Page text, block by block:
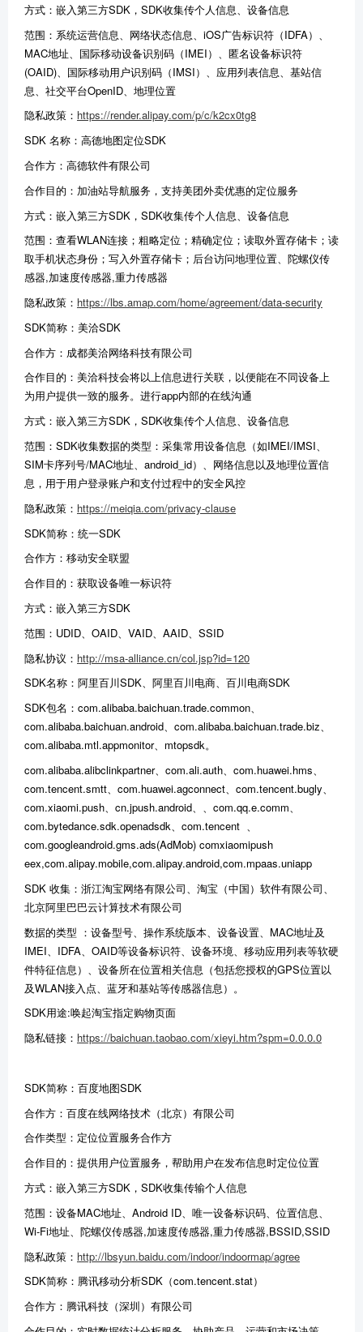
方式：嵌入第三方SDK，SDK收集传个人信息、设备信息
范围：系统运营信息、网络状态信息、iOS广告标识符（IDFA）、
MAC地址、国际移动设备识别码（IMEI）、匿名设备标识符
(OAID)、国际移动用户识别码（IMSI）、应用列表信息、基站信
息、社交平台OpenID、地理位置
隐私政策： https://render.alipay.com/p/c/k2cx0tg8
SDK 名称：高德地图定位SDK
合作方：高德软件有限公司
合作目的：加油站导航服务，支持美团外卖优惠的定位服务
方式：嵌入第三方SDK，SDK收集传个人信息、设备信息
范围：查看WLAN连接；粗略定位；精确定位；读取外置存储卡；读
取手机状态身份；写入外置存储卡；后台访问地理位置、陀螺仪传
感器,加速度传感器,重力传感器
隐私政策： https://lbs.amap.com/home/agreement/data-security
SDK简称：美洽SDK
合作方：成都美洽网络科技有限公司
合作目的：美洽科技会将以上信息进行关联，以便能在不同设备上
为用户提供一致的服务。进行app内部的在线沟通
方式：嵌入第三方SDK，SDK收集传个人信息、设备信息
范围：SDK收集数据的类型：采集常用设备信息（如IMEI/IMSI、
SIM卡序列号/MAC地址、android_id）、网络信息以及地理位置信
息，用于用户登录账户和支付过程中的安全风控
隐私政策： https://meiqia.com/privacy-clause
SDK简称：统一SDK
合作方：移动安全联盟
合作目的：获取设备唯一标识符
方式：嵌入第三方SDK
范围：UDID、OAID、VAID、AAID、SSID
隐私协议： http://msa-alliance.cn/col.jsp?id=120
SDK名称：阿里百川SDK、阿里百川电商、百川电商SDK
SDK包名：com.alibaba.baichuan.trade.common、
com.alibaba.baichuan.android、com.alibaba.baichuan.trade.biz、
com.alibaba.mtl.appmonitor、mtopsdk。
com.alibaba.alibclinkpartner、com.ali.auth、com.huawei.hms、
com.tencent.smtt、com.huawei.agconnect、com.tencent.bugly、
com.xiaomi.push、cn.jpush.android、、com.qq.e.comm、
com.bytedance.sdk.openadsdk、com.tencent 、
com.googleandroid.gms.ads(AdMob) comxiaomipush
eex,com.alipay.mobile,com.alipay.android,com.mpaas.uniapp
SDK 收集：浙江淘宝网络有限公司、淘宝（中国）软件有限公司、
北京阿里巴巴云计算技术有限公司
数据的类型 ：设备型号、操作系统版本、设备设置、MAC地址及
IMEI、IDFA、OAID等设备标识符、设备环境、移动应用列表等软硬
件特征信息）、设备所在位置相关信息（包括您授权的GPS位置以
及WLAN接入点、蓝牙和基站等传感器信息）。
SDK用途:唤起淘宝指定购物页面
隐私链接： https://baichuan.taobao.com/xieyi.htm?spm=0.0.0.0
SDK简称：百度地图SDK
合作方：百度在线网络技术（北京）有限公司
合作类型：定位位置服务合作方
合作目的：提供用户位置服务，帮助用户在发布信息时定位位置
方式：嵌入第三方SDK，SDK收集传输个人信息
范围：设备MAC地址、Android ID、唯一设备标识码、位置信息、
Wi-Fi地址、陀螺仪传感器,加速度传感器,重力传感器,BSSID,SSID
隐私政策： http://lbsyun.baidu.com/indoor/indoormap/agree
SDK简称：腾讯移动分析SDK（com.tencent.stat）
合作方：腾讯科技（深圳）有限公司